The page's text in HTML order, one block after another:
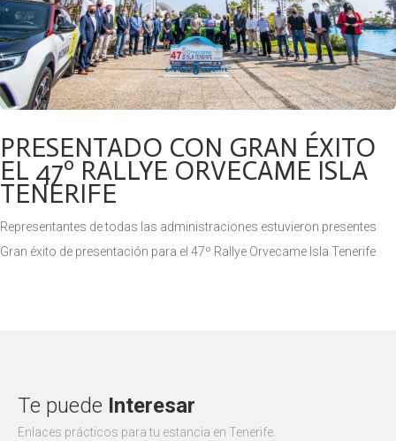
PRESENTADO CON GRAN ÉXITO
EL 47º RALLYE ORVECAME ISLA
TENERIFE
Representantes de todas las administraciones estuvieron presentes
Gran éxito de presentación para el 47º Rallye Orvecame Isla Tenerife
Te puede Interesar
Enlaces prácticos para tu estancia en Tenerife.